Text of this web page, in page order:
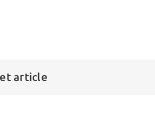
article